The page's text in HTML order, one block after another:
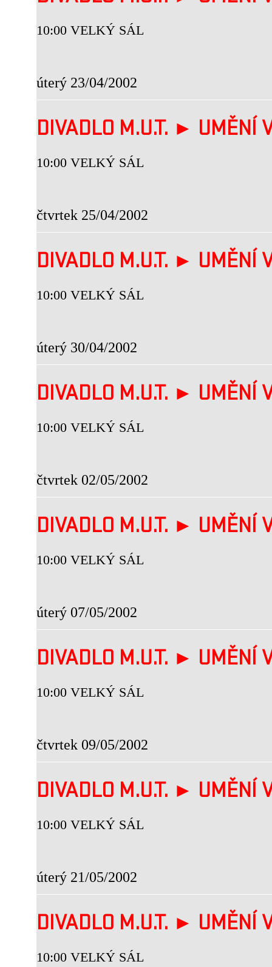
10:00 VELKÝ SÁL
úterý 23/04/2002
DIVADLO M.U.T. ►
10:00 VELKÝ SÁL
čtvrtek 25/04/2002
DIVADLO M.U.T. ►
10:00 VELKÝ SÁL
úterý 30/04/2002
DIVADLO M.U.T. ►
10:00 VELKÝ SÁL
čtvrtek 02/05/2002
DIVADLO M.U.T. ►
10:00 VELKÝ SÁL
úterý 07/05/2002
DIVADLO M.U.T. ►
10:00 VELKÝ SÁL
čtvrtek 09/05/2002
DIVADLO M.U.T. ►
10:00 VELKÝ SÁL
úterý 21/05/2002
DIVADLO M.U.T. ►
10:00 VELKÝ SÁL